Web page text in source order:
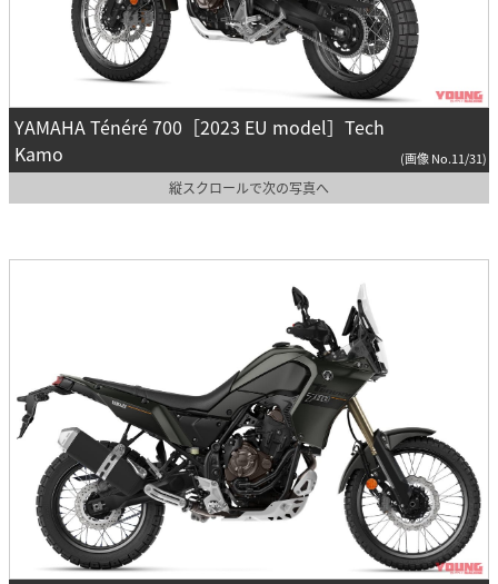
YAMAHA Ténéré 700［2023 EU model］Tech
Kamo
(画像 No.11/31)
縦スクロールで次の写真へ